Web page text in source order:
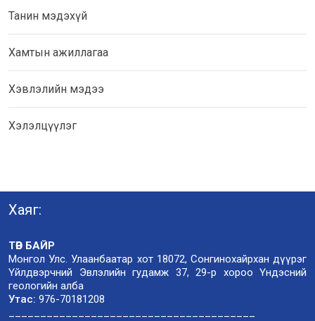
Танин мэдэхүй
Хамтын ажиллагаа
Хэвлэлийн мэдээ
Хэлэлцүүлэг
Хаяг:
ТӨВ БАЙР
Монгол Улс. Улаанбаатар хот 18072, Сонгинохайрхан дүүрэг
Үйлдвэрчний Эвлэлийн гудамж 37, 29-р хороо Үндэсний
геологийн алба
Утас: 976-70181208